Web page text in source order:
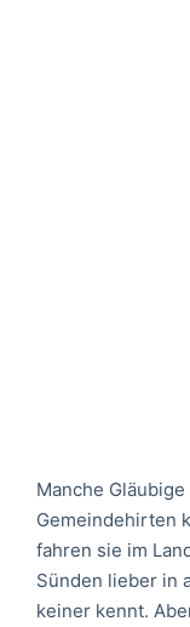
Manche
Gemeindehirten
fahren sie im
Sünden lieber in
keiner kennt.